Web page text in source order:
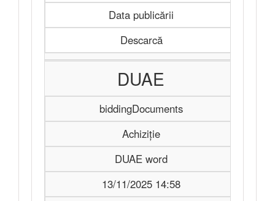
Data publicării
Descarcă
DUAE
biddingDocuments
Achiziție
DUAE word
13/11/2025 14:58